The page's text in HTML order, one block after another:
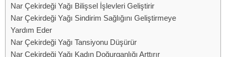
Nar Çekirdeği Yağı Bilişsel İşlevleri Geliştirir
Nar Çekirdeği Yağı Sindirim Sağlığını Geliştirmeye
Yardım Eder
Nar Çekirdeği Yağı Tansiyonu Düşürür
Nar Çekirdeği Yağı Kadın Doğurganlığı Arttırır